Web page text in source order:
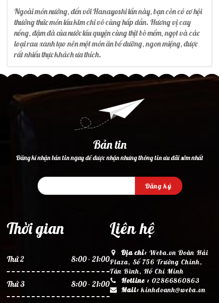
Ngoài món nướng, đến với Hanayoshi lần này, bạn còn có cơ hội
thưởng thức món lẩu kim chi vô cùng hấp dẫn. Hương vị cay
nồng, đậm đà của nước lẩu quyện cùng thịt bò mềm, ngọt và các
loại rau xanh tạo nên một món ăn bổ dưỡng, ngon miệng, được
rất nhiều thực khách ưa thích.
Bản tin
Đăng kí nhận bản tin ngay để được nhận nhưng thông tin ưu đãi sớm nhất
Đăng ký
Thời gian
Thứ 2 8:00 - 21:00
Thứ 3 8:00 - 21:00
Liên hệ
Địa chỉ: Weba.vn Đoàn Hải
Plaza, Số 756 Trường Chinh,
Tân Bình, Hồ Chí Minh
Hotline : 02866860863
Mail:kinhdoanh@weba.vn